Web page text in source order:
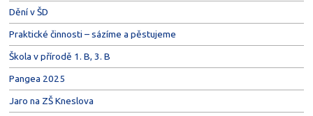
Dění v ŠD
Praktické činnosti – sázíme a pěstujeme
Škola v přírodě 1. B, 3. B
Pangea 2025
Jaro na ZŠ Kneslova